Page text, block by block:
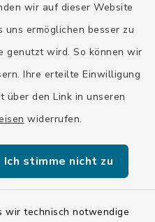
wir auf dieser Website
uns ermöglichen besser zu
genutzt wird. So können wir
Ihre erteilte Einwilligung
über den Link in unseren
widerrufen.
Ich stimme nicht zu
wir technisch notwendige
eG
00
09